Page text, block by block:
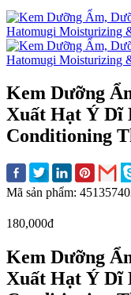
Kem Dưỡng
Xuất Hạt Ý Dĩ
Conditioning
Mã sản phẩm:
180,000đ
Kem Dưỡng
Xuất Hạt Ý Dĩ